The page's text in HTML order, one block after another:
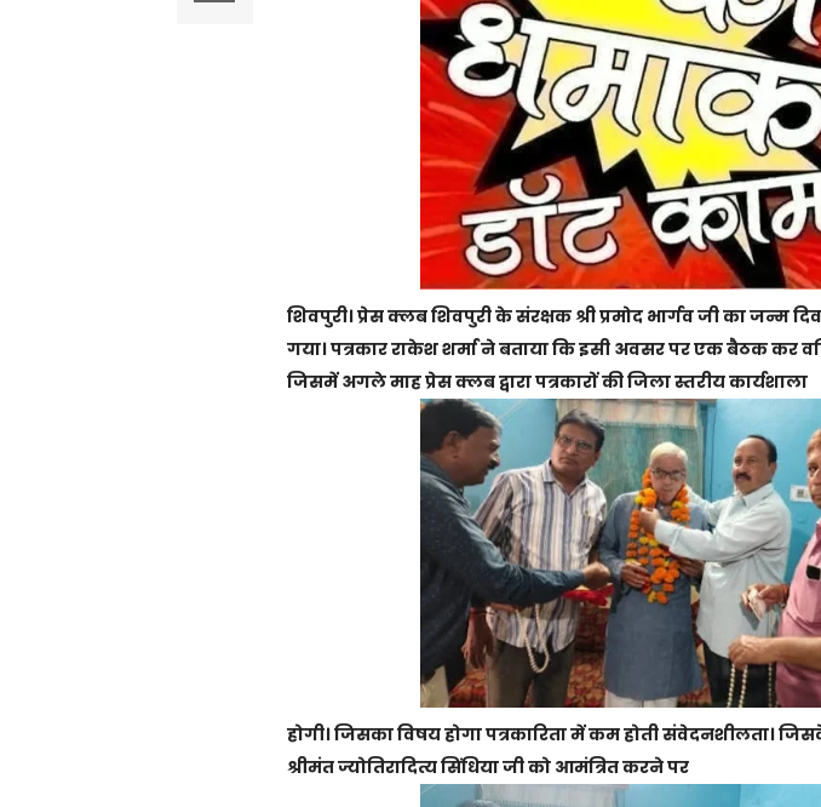
शिवपुरी। प्रेस क्लब शिवपुरी के संरक्षक श्री प्रमोद भार्गव जी का जन्म
गया। पत्रकार राकेश शर्मा ने बताया कि इसी अवसर पर एक बैठक कर
जिसमें अगले माह प्रेस क्लब द्वारा पत्रकारों की जिला स्तरीय कार्यशाला
होगी। जिसका विषय होगा पत्रकारिता में कम होती संवेदनशीलता।
श्रीमंत ज्योतिरादित्य सिंधिया जी को आमंत्रित करने पर